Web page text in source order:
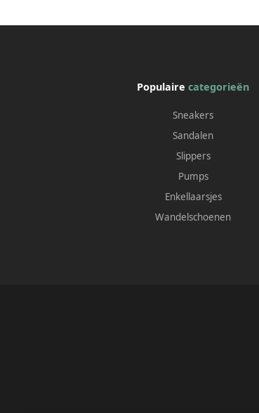
Populairecategorieën
Sneakers
Sandalen
Slippers
Pumps
Enkellaarsjes
Wandelschoenen